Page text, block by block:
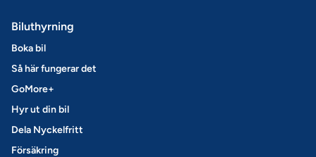
Biluthyrning
Boka bil
Så här fungerar det
GoMore+
Hyr ut din bil
Dela Nyckelfritt
Försäkring